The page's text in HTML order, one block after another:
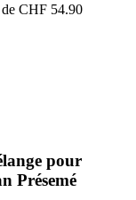
CHF 54.90
pour
Présemé